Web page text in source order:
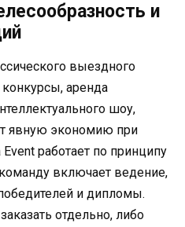
и
выездного
аренда
шоу,
явную экономию при
работает по принципу
включает ведение,
и дипломы.
отдельно, либо